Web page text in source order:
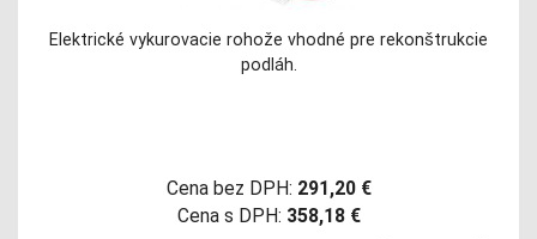
Elektrické vykurovacie rohože vhodné pre rekonštrukcie
podláh.
Cena bez DPH: 291,20 €
Cena s DPH: 358,18 €